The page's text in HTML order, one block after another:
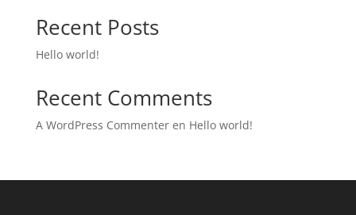
Recent Posts
Hello world!
Recent Comments
A WordPress Commenteren Hello world!